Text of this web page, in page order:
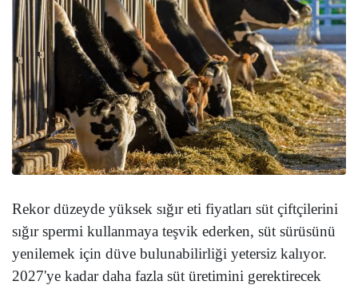
Rekor düzeyde yüksek sığır eti fiyatları süt çiftçilerini
sığır spermi kullanmaya teşvik ederken, süt sürüsünü
yenilemek için düve bulunabilirliği yetersiz kalıyor.
2027'ye kadar daha fazla süt üretimini gerektirecek